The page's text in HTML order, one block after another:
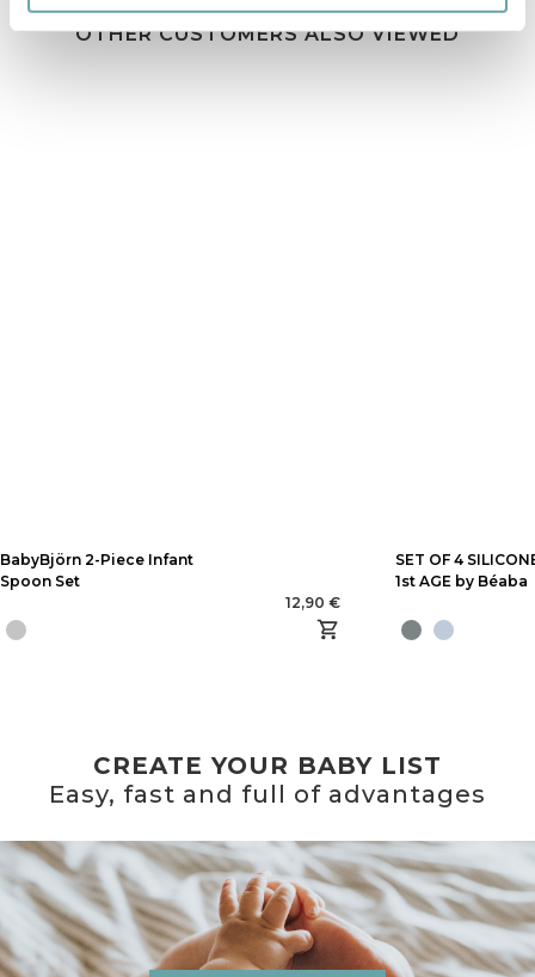
OTHER CUSTOMERS ALSO VIEWED
BabyBjörn 2-Piece Infant
Spoon Set
12,90 €
SET OF 4
1st AGE by Béaba
CREATE YOUR BABY LIST
Easy, fast and full of advantages